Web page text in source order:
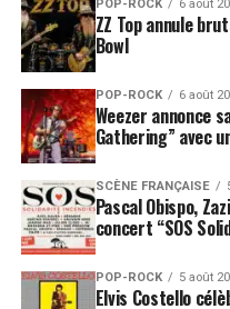
POP-ROCK 6 août
ZZ Top annule
Bowl
POP-ROCK 6 août
Weezer annonce
Gathering” avec
SCÈNE FRANÇAISE
Pascal Obispo,
concert “SOS
POP-ROCK 5 août
Elvis Costello